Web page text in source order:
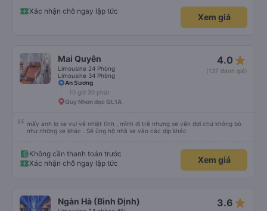
định ủng hộ tiếp nhà xe này. Chúc chủ xe làm ăn phát đạt mua thêm nhiều
xe chạy thêm nhiều khung giờ nữa và nâng cao tiêu chuẩn tuyến. Nếu xét
Xác nhận chỗ ngay lập tức
Xem giá
Mai Quyên
Limousine 24 Phòng
Limousine 34 Phòng
4.0 star_rate
(137 đánh giá)
An Sương
10 giờ 30 phút
Quy Nhơn dọc QL1A
mấy anh lơ xe vui vẻ nhiệt tình , mình đi trễ nhưng xe vẫn đợi chứ không bỏ
như những xe khác . Sẽ ủng hộ nhà xe vào các dịp khác
Không cần thanh toán trước
Xác nhận chỗ ngay lập tức
Xem giá
Ngàn Hà (Bình Định) 3.6 star_rate